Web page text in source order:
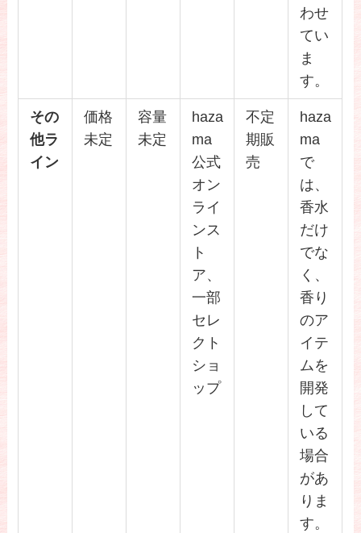
わせ
てい
ま
す。
その
他ラ
イン
価格
未定
容量
未定
haza
ma
公式
オン
ライ
ンス
ト
ア、
一部
セレ
クト
ショ
ップ
不定
期販
売
haza
ma
で
は、
香水
だけ
でな
く、
香り
のア
イテ
ムを
開発
して
いる
場合
があ
りま
す。